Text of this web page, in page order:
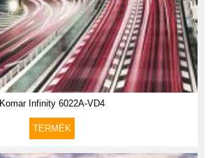
Komar Infinity 6022A-VD4
TERMÉK